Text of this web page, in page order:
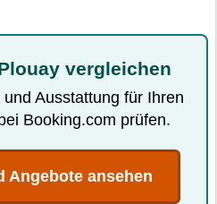
vergleichen
Ausstattung für Ihren
Booking.com prüfen.
Angebote ansehen